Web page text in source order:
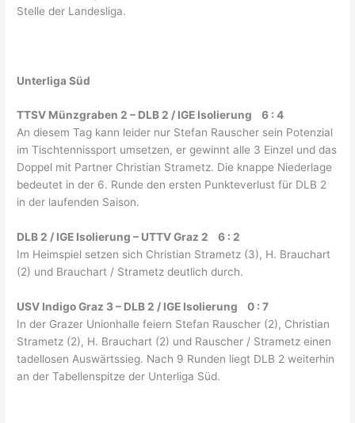
Stelle der Landesliga.
Unterliga Süd
TTSV Münzgraben 2 – DLB 2 / IGE Isolierung 6 : 4
An diesem Tag kann leider nur Stefan Rauscher sein Potenzial
im Tischtennissport umsetzen, er gewinnt alle 3 Einzel und das
Doppel mit Partner Christian Strametz. Die knappe Niederlage
bedeutet in der 6. Runde den ersten Punkteverlust für DLB 2
in der laufenden Saison.
DLB 2 / IGE Isolierung – UTTV Graz 2 6 : 2
Im Heimspiel setzen sich Christian Strametz (3), H. Brauchart
(2) und Brauchart / Strametz deutlich durch.
USV Indigo Graz 3 – DLB 2 / IGE Isolierung 0 : 7
In der Grazer Unionhalle feiern Stefan Rauscher (2), Christian
Strametz (2), H. Brauchart (2) und Rauscher / Strametz einen
tadellosen Auswärtssieg. Nach 9 Runden liegt DLB 2 weiterhin
an der Tabellenspitze der Unterliga Süd.